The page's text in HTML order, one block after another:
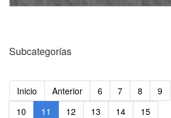
Subcategorías
Inicio Anterior 6 7 8
9
10
11 12 13 14
15